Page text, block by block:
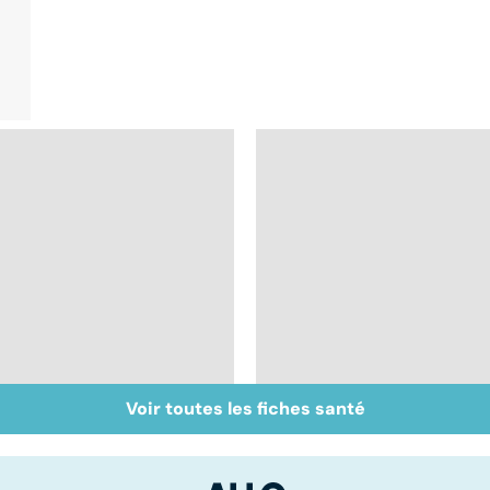
Embolie pulmonaire :
un caillot dans
RGO : des solutions
contre le reflux
Voir toutes les fiches santé